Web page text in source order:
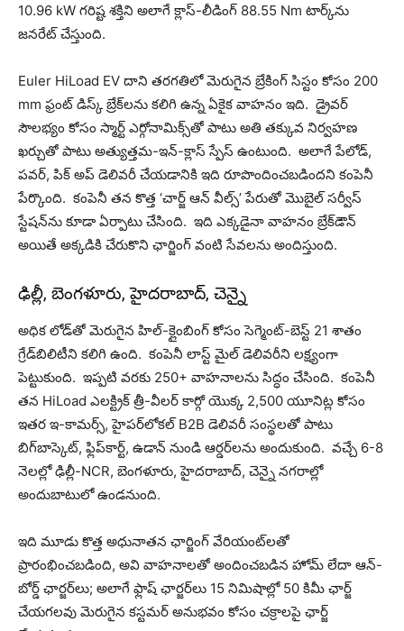
10.96 kW గరిష్ట శక్తిని అలాగే క్లాస్-లీడింగ్ 88.55 Nm టార్క్‌ను
జ‌న‌రేట్ చేస్తుంది.
Euler HiLoad EV దాని తరగతిలో మెరుగైన బ్రేకింగ్ సిస్టం కోసం 200
mm ఫ్రంట్ డిస్క్ బ్రేక్‌లను కలిగి ఉన్న ఏకైక వాహనం ఇది. డ్రైవర్
సౌలభ్యం కోసం స్మార్ట్ ఎర్గోనామిక్స్‌తో పాటు అతి తక్కువ నిర్వహణ
ఖర్చుతో పాటు అత్యుత్తమ-ఇన్-క్లాస్ స్పేస్ ఉంటుంది. అలాగే పేలోడ్,
పవర్, పిక్ అప్ డెలివరీ చేయడానికి ఇది రూపొందించబడిందని కంపెనీ
పేర్కొంది. కంపెనీ తన కొత్త ‘చార్జ్ ఆన్ వీల్స్’ పేరుతో మొబైల్ సర్వీస్
స్టేషన్‌ను కూడా ఏర్పాటు చేసింది. ఇది ఎక్కడైనా వాహనం బ్రేక్‌డౌన్
అయితే అక్క‌డికి చేరుకొని ఛార్జింగ్ వంటి సేవలను అందిస్తుంది.
ఢిల్లీ, బెంగళూరు, హైదరాబాద్, చెన్నై
అధిక లోడ్‌తో మెరుగైన హిల్-క్లైంబింగ్ కోసం సెగ్మెంట్-బెస్ట్ 21 శాతం
గ్రేడ్‌బిలిటీని కలిగి ఉంది. కంపెనీ లాస్ట్ మైల్ డెలివరీని లక్ష్యంగా
పెట్టుకుంది. ఇప్పటి వరకు 250+ వాహనాలను సిద్ధం చేసింది. కంపెనీ
తన HiLoad ఎలక్ట్రిక్ త్రీ-వీలర్ కార్గో యొక్క 2,500 యూనిట్ల కోసం
ఇతర ఇ-కామర్స్, హైపర్‌లోకల్ B2B డెలివరీ సంస్థలతో పాటు
బిగ్‌బాస్కెట్, ఫ్లిప్‌కార్ట్, ఉడాన్ నుండి ఆర్డర్‌లను అందుకుంది. వచ్చే 6-8
నెలల్లో ఢిల్లీ-NCR, బెంగళూరు, హైదరాబాద్, చెన్నై న‌గ‌రాల్లో
అందుబాటులో ఉండ‌నుంది.
ఇది మూడు కొత్త అధునాతన ఛార్జింగ్ వేరియంట్‌లతో
ప్రారంభించబడింది, అవి వాహనాలతో అందించబడిన హోమ్ లేదా ఆన్-
బోర్డ్ ఛార్జర్‌లు; అలాగే ఫ్లాష్ ఛార్జర్‌లు 15 నిమిషాల్లో 50 కిమీ ఛార్జ్
చేయగలవు మెరుగైన కస్టమర్ అనుభవం కోసం చక్రాలపై ఛార్జ్